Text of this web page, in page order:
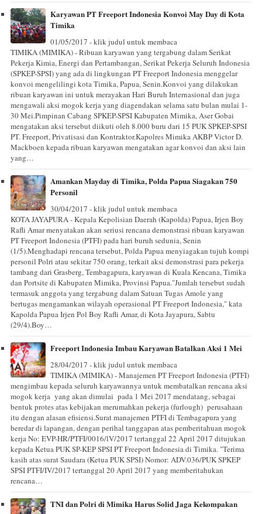
Karyawan PT Freeport Indonesia Konvoi May Day di Kota
Timika
01/05/2017 - klik judul untuk membaca
TIMIKA (MIMIKA) - Ribuan karyawan yang tergabung dalam Serikat
Pekerja Kimia, Energi dan Pertambangan, Serikat Pekerja Seluruh Indonesia
(SPKEP-SPSI) yang ada di lingkungan PT Freeport Indonesia menggelar
konvoi mengelilingi kota Timika, Papua, Senin.Konvoi yang dilakukan
ribuan karyawan ini untuk merayakan Hari Buruh Internasional dan juga
mengawali aksi mogok kerja yang diagendakan selama satu bulan mulai 1-
30 Mei.Pimpinan Cabang SPKEP-SPSI Kabupaten Mimika, Aser Gobai
mengatakan aksi tersebut diikuti oleh 8.000 buru dari 15 PUK SPKEP-SPSI
PT. Freeport, Privatisasi dan Kontraktor.Kapolres Mimika AKBP Victor D.
Mackboen kepada ribuan karyawan mengatakan agar konvoi dan aksi lain
yang…
Amankan Mayday di Timika, Polda Papua Siagakan 750
Personil
30/04/2017 - klik judul untuk membaca
KOTA JAYAPURA - Kepala Kepolisian Daerah (Kapolda) Papua, Irjen Boy
Rafli Amar menyatakan akan seriusi rencana demonstrasi ribuan karyawan
PT Freeport Indonesia (PTFI) pada hari buruh sedunia, Senin
(1/5).Menghadapi rencana tersebut, Polda Papua menyiagakan tujuh kompi
personil Polri atau sekitar 750 orang, terkait aksi demonstrasi para pekerja
tambang dari Grasberg, Tembagapura, karyawan di Kuala Kencana, Timika
dan Portsite di Kabupaten Mimika, Provinsi Papua."Jumlah tersebut sudah
termasuk anggota yang tergabung dalam Satuan Tugas Amole yang
bertugas mengamankan wilayah operasional PT Freeport Indonesia," kata
Kapolda Papua Irjen Pol Boy Rafli Amar, di Kota Jayapura, Sabtu
(29/4).Boy…
Freeport Indonesia Imbau Karyawan Batalkan Aksi 1 Mei
28/04/2017 - klik judul untuk membaca
TIMIKA (MIMIKA) - Manajemen PT Freeport Indonesia (PTFI)
mengimbau kepada seluruh karyawannya untuk membatalkan rencana aksi
mogok kerja yang akan dimulai pada 1 Mei 2017 mendatang, sebagai
bentuk protes atas kebijakan merumahkan pekerja (furlough) perusahaan
itu dengan alasan efisiensi.Surat manajemen PTFI di Tembagapura yang
beredar di lapangan, dengan perihal tanggapan atas pemberitahuan mogok
kerja No: EVP-HR/PTFI/0016/lV/2017 tertanggal 22 April 2017 ditujukan
kepada Ketua PUK SP-KEP SPSI PT Freeport Indonesia di Timika. "Terima
kasih atas surat Saudara (Ketua PUK SPSI) Nomor: ADV.036/PUK SPKEP
SPSI PTFI/IV/2017 tertanggal 20 April 2017 yang memberitahukan
rencana…
TNI dan Polri di Mimika Harus Solid Jaga Kekompakan